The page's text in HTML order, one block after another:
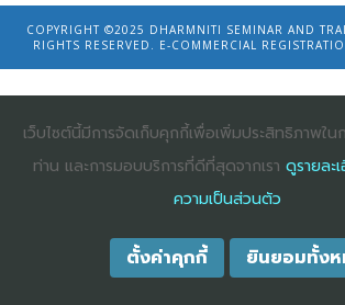
COPYRIGHT ©2025 DHARMNITI SEMINAR AND
RIGHTS RESERVED. E-COMMERCIAL
เว็บไซต์นี้มีการจัดเก็บคุกกี้เพื่อเพิ่มประสิทธิภาพใน
ท่าน และการมอบบริการที่ดีที่สุดจากเรา ดูรายละ
ความเป็นส่วนตัว
ตั้งค่าคุกกี้ ยินยอมทั้ง